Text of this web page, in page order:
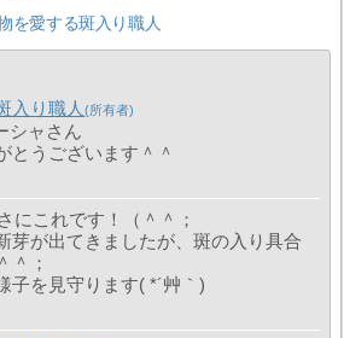
を愛する斑入り職人
入り職人
シャさん
とうございます＾＾
にこれです！（＾＾；
芽が出てきましたが、斑の入り具合
＾；
子を見守ります( *´艸｀)